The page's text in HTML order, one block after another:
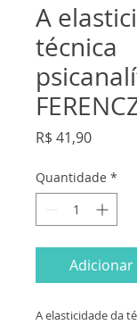
A
técnica
R$ 41,90Preço
Quantidade *
A elasticidade da